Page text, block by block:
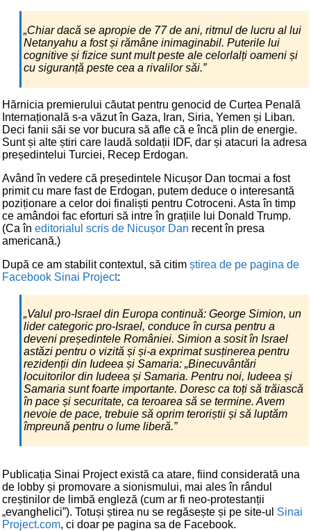
„Chiar dacă se apropie de 77 de ani, ritmul de lucru al lui
Netanyahu a fost și rămâne inimaginabil. Puterile lui
cognitive și fizice sunt mult peste ale celorlalți oameni și
cu siguranță peste cea a rivalilor săi.”
Hărnicia premierului căutat pentru genocid de Curtea Penală
Internațională s-a văzut în Gaza, Iran, Siria, Yemen și Liban.
Deci fanii săi se vor bucura să afle că e încă plin de energie.
Sunt și alte știri care laudă soldații IDF, dar și atacuri la adresa
președintelui Turciei, Recep Erdogan.
Având în vedere că președintele Nicușor Dan tocmai a fost
primit cu mare fast de Erdogan, putem deduce o interesantă
poziționare a celor doi finaliști pentru Cotroceni. Asta în timp
ce amândoi fac eforturi să intre în grațiile lui Donald Trump.
(Ca în editorialul scris de Nicușor Dan recent în presa
americană.)
După ce am stabilit contextul, să citim știrea de pe pagina de
Facebook Sinai Project:
„Valul pro-Israel din Europa continuă: George Simion, un
lider categoric pro-Israel, conduce în cursa pentru a
deveni președintele României. Simion a sosit în Israel
astăzi pentru o vizită și și-a exprimat susținerea pentru
rezidenții din Iudeea și Samaria: „Binecuvântări
locuitorilor din Iudeea și Samaria. Pentru noi, Iudeea și
Samaria sunt foarte importante. Doresc ca toți să trăiască
în pace și securitate, ca teroarea să se termine. Avem
nevoie de pace, trebuie să oprim teroriștii și să luptăm
împreună pentru o lume liberă.”
Publicația Sinai Project există ca atare, fiind considerată una
de lobby și promovare a sionismului, mai ales în rândul
creștinilor de limbă engleză (cum ar fi neo-protestanții
„evanghelici”). Totuși știrea nu se regăsește și pe site-ul Sinai
Project.com, ci doar pe pagina sa de Facebook.